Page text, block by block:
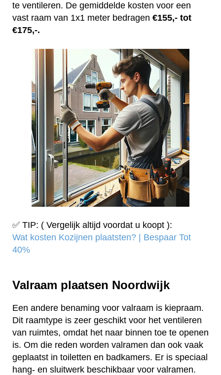
te ventileren. De gemiddelde kosten voor een
vast raam van 1x1 meter bedragen €155,- tot
€175,-.
✅ TIP: ( Vergelijk altijd voordat u koopt ):
Wat kosten Kozijnen plaatsten? | Bespaar Tot
40%‎
Valraam plaatsen Noordwijk
Een andere benaming voor valraam is kiepraam.
Dit raamtype is zeer geschikt voor het ventileren
van ruimtes, omdat het naar binnen toe te openen
is. Om die reden worden valramen dan ook vaak
geplaatst in toiletten en badkamers. Er is speciaal
hang- en sluitwerk beschikbaar voor valramen.